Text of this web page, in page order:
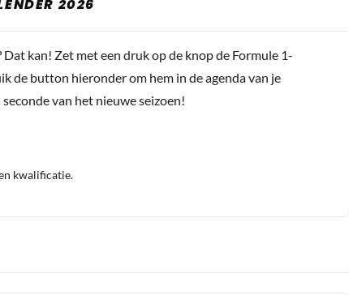
2026
kan! Zet met een druk op de knop de Formule 1-
de button hieronder om hem in de agenda van je
van het nieuwe seizoen!
kwalificatie.